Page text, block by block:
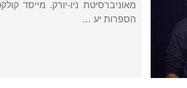
מאוניברסיטת ניו-יורק. מייסד
הספרות יע …